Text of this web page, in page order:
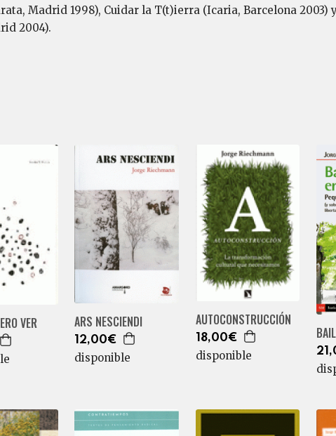
Madrid 1998), Cuidar la T(t)ierra (Icaria, Barcelona
2004).
VER ARS NESCIENDI
12,00€
disponible
AUTOCONSTRUCCIÓN
18,00€
disponible